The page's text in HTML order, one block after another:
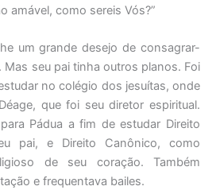
amável, como sereis Vós?”
um grande desejo de consagrar-
Mas seu pai tinha outros planos. Foi
no colégio dos jesuítas, onde
que foi seu diretor espiritual.
Pádua a fim de estudar Direito
pai, e Direito Canônico, como
de seu coração. Também
e frequentava bailes.